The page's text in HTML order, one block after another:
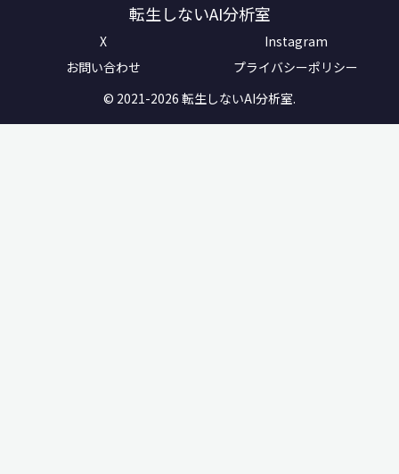
転生しないAI分析室
X
Instagram
お問い合わせ
プライバシーポリシー
© 2021-2026 転生しないAI分析室.